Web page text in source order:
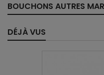
BOUCHONS AUTRES
DÉJÀ VUS